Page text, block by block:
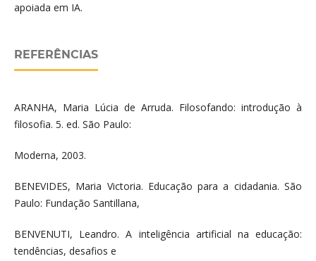
apoiada em IA.
REFERÊNCIAS
ARANHA, Maria Lúcia de Arruda. Filosofando: introdução à
filosofia. 5. ed. São Paulo:
Moderna, 2003.
BENEVIDES, Maria Victoria. Educação para a cidadania. São
Paulo: Fundação Santillana,
BENVENUTI, Leandro. A inteligência artificial na educação:
tendências, desafios e